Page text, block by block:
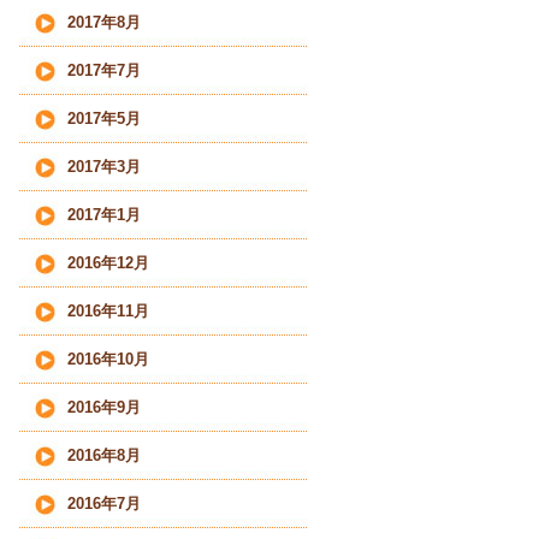
2017年8月
2017年7月
2017年5月
2017年3月
2017年1月
2016年12月
2016年11月
2016年10月
2016年9月
2016年8月
2016年7月